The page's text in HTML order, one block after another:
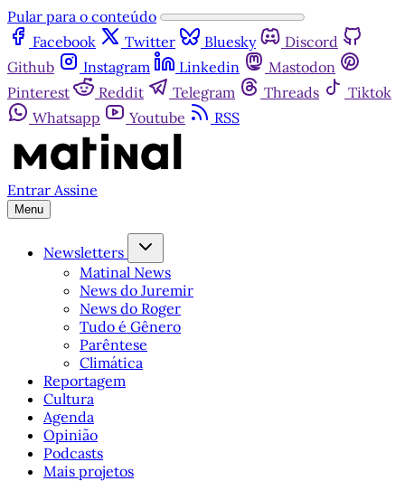
Pular para o conteúdo
Facebook
Twitter Bluesky
Discord
Github
Instagram Linkedin
Mastodon
Pinterest
Reddit Telegram Threads
Tiktok
Whatsapp
Youtube RSS
Entrar Assine
Menu
Newsletters
Matinal News
News do Juremir
News do Roger
Tudo é Gênero
Parêntese
Climática
Reportagem
Cultura
Agenda
Opinião
Podcasts
Mais projetos